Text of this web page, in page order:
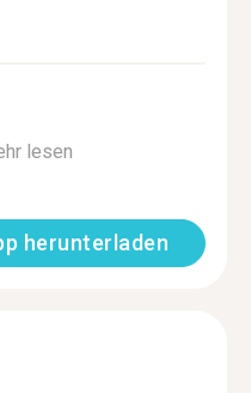
lesen
herunterladen